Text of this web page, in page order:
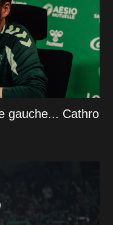
gauche... Cathro